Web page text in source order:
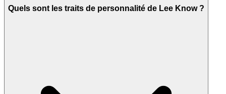
Quels sont les traits de personnalité de Lee Know ?